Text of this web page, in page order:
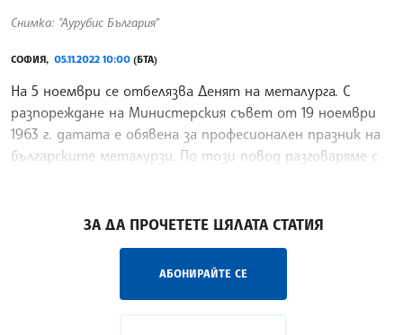
Снимка: "Аурубис България“
СОФИЯ, 05.11.2022 10:00 (БТА)
На 5 ноември се отбелязва Денят на металурга. С
разпореждане на Министерския съвет от 19 ноември
1963 г. датата е обявена за професионален празник на
българските металурзи. По този повод разговаряме с
ЗА ДА ПРОЧЕТЕТЕ ЦЯЛАТА СТАТИЯ
АБОНИРАЙТЕ СЕ